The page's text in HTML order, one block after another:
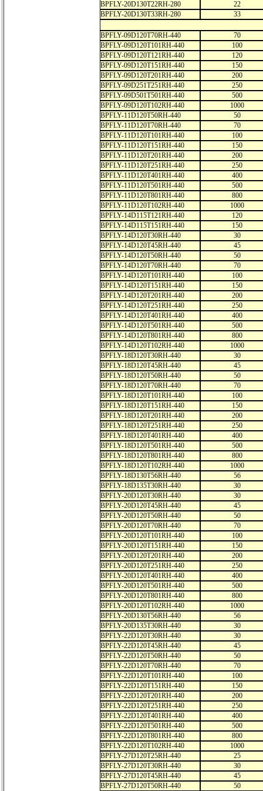
BPFLY-20D130T22RH-280
22
BPFLY-20D130T33RH-280
33
BPFLY-09D120T70RH-440
70
BPFLY-09D120T101RH-440
100
BPFLY-09D120T121RH-440
120
BPFLY-09D120T151RH-440
150
BPFLY-09D120T201RH-440
200
BPFLY-09D251T251RH-440
250
BPFLY-09D501T501RH-440
500
BPFLY-09D120T102RH-440
1000
BPFLY-11D120T50RH-440
50
BPFLY-11D120T70RH-440
70
BPFLY-11D120T101RH-440
100
BPFLY-11D120T151RH-440
150
BPFLY-11D120T201RH-440
200
BPFLY-11D120T251RH-440
250
BPFLY-11D120T401RH-440
400
BPFLY-11D120T501RH-440
500
BPFLY-11D120T801RH-440
800
BPFLY-11D120T102RH-440
1000
BPFLY-14D115T121RH-440
120
BPFLY-14D115T151RH-440
150
BPFLY-14D120T30RH-440
30
BPFLY-14D120T45RH-440
45
BPFLY-14D120T50RH-440
50
BPFLY-14D120T70RH-440
70
BPFLY-14D120T101RH-440
100
BPFLY-14D120T151RH-440
150
BPFLY-14D120T201RH-440
200
BPFLY-14D120T251RH-440
250
BPFLY-14D120T401RH-440
400
BPFLY-14D120T501RH-440
500
BPFLY-14D120T801RH-440
800
BPFLY-14D120T102RH-440
1000
BPFLY-18D120T30RH-440
30
BPFLY-18D120T45RH-440
45
BPFLY-18D120T50RH-440
50
BPFLY-18D120T70RH-440
70
BPFLY-18D120T101RH-440
100
BPFLY-18D120T151RH-440
150
BPFLY-18D120T201RH-440
200
BPFLY-18D120T251RH-440
250
BPFLY-18D120T401RH-440
400
BPFLY-18D120T501RH-440
500
BPFLY-18D120T801RH-440
800
BPFLY-18D120T102RH-440
1000
BPFLY-18D130T56RH-440
56
BPFLY-18D135T30RH-440
30
BPFLY-20D120T30RH-440
30
BPFLY-20D120T45RH-440
45
BPFLY-20D120T50RH-440
50
BPFLY-20D120T70RH-440
70
BPFLY-20D120T101RH-440
100
BPFLY-20D120T151RH-440
150
BPFLY-20D120T201RH-440
200
BPFLY-20D120T251RH-440
250
BPFLY-20D120T401RH-440
400
BPFLY-20D120T501RH-440
500
BPFLY-20D120T801RH-440
800
BPFLY-20D120T102RH-440
1000
BPFLY-20D130T56RH-440
56
BPFLY-20D135T30RH-440
30
BPFLY-22D120T30RH-440
30
BPFLY-22D120T45RH-440
45
BPFLY-22D120T50RH-440
50
BPFLY-22D120T70RH-440
70
BPFLY-22D120T101RH-440
100
BPFLY-22D120T151RH-440
150
BPFLY-22D120T201RH-440
200
BPFLY-22D120T251RH-440
250
BPFLY-22D120T401RH-440
400
BPFLY-22D120T501RH-440
500
BPFLY-22D120T801RH-440
800
BPFLY-22D120T102RH-440
1000
BPFLY-27D120T25RH-440
25
BPFLY-27D120T30RH-440
30
BPFLY-27D120T45RH-440
45
BPFLY-27D120T50RH-440
50